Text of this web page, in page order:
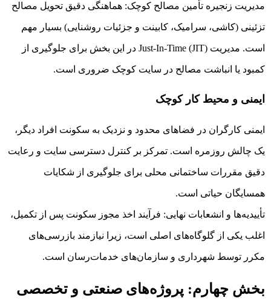
مدیریت زنجیره تأمین مصالح کوچک: هماهنگی دقیق تحویل مصالح
تزئینی (کاشی، سرامیک، کابینت و جزئیات روشنایی) بسیار مهم
است. مدیریت Just-In-Time (JIT) در این بخش برای جلوگیری از
کمبود یا انباشت مصالح در سایت کوچک ضروری است.
ایمنی و محیط کار کوچک
ایمنی کارگران در فضاهای محدود و نزدیک به سکونت افراد دیگر،
یک چالش روزمره است. تمرکز بر کنترل دسترسی سایت و رعایت
دقیق مقررات ساختمانی محلی برای جلوگیری از شکایات
همسایگان حیاتی است.
تأییدیه‌ها و انشعابات نهایی: فرآیند اخذ مجوز سکونت پس از تکمیل،
اغلب یکی از گلوگاه‌های اصلی است، زیرا نیازمند بازرسی‌های
مکرر توسط شهرداری و سازمان‌های خدمات‌رسان است.
بخش چهارم: پروژه‌های صنعتی و تخصصی